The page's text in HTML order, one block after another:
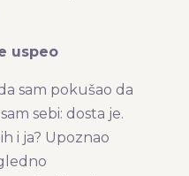
uspeo
sam pokušao da
sebi: dosta je.
i ja? Upoznao